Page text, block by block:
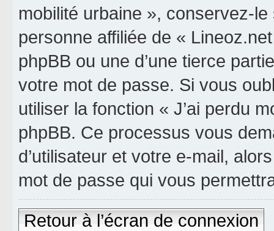
mobilité urbaine », conservez-
personne affiliée de «
phpBB ou une d’une tierce
votre mot de passe. Si vous
utiliser la fonction « J’ai perdu
phpBB. Ce processus vous
d’utilisateur et votre e-mail,
mot de passe qui vous
Retour à l’écran de connexion